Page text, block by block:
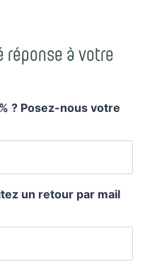
réponse à votre
? Posez-nous votre
un retour par mail